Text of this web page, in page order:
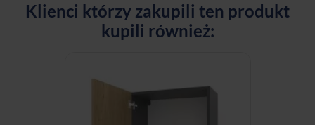
Klienci którzy zakupili ten produkt
kupili również: